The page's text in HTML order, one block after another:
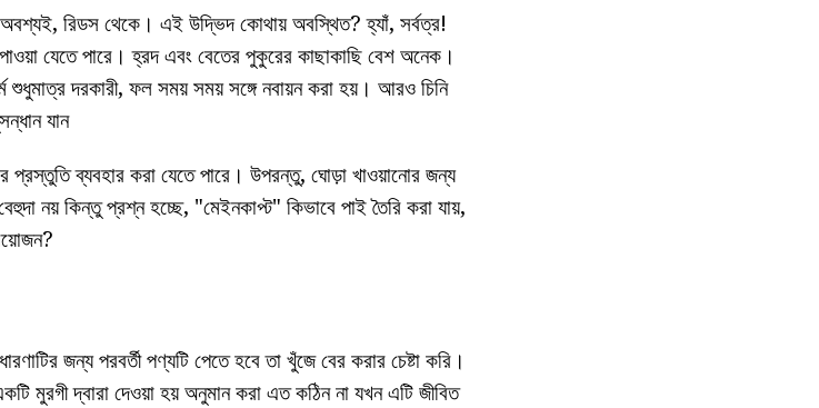
রিডস থেকে। এই উদ্ভিদ কোথায় অবস্থিত? হ্যাঁ, সর্বত্র!
যেতে পারে। হ্রদ এবং বেতের পুকুরের কাছাকাছি বেশ অনেক।
শুধুমাত্র দরকারী, ফল সময় সময় সঙ্গে নবায়ন করা হয়। আরও চিনি
যান
ব্যবহার করা যেতে পারে। উপরন্তু, ঘোড়া খাওয়ানোর জন্য
নয় কিন্তু প্রশ্ন হচ্ছে, "মেইনকাপ্ট" কিভাবে পাই তৈরি করা যায়,
জন্য পরবর্তী পণ্যটি পেতে হবে তা খুঁজে বের করার চেষ্টা করি।
মুরগী দ্বারা দেওয়া হয় অনুমান করা এত কঠিন না যখন এটি জীবিত